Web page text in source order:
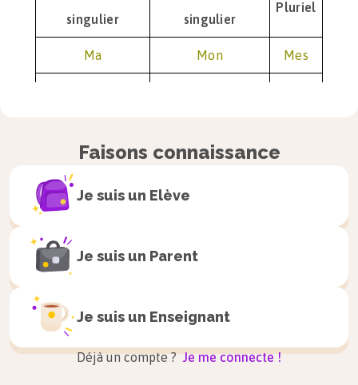
singulier
singulier
Pluriel
Ma Mon Mes
Notre Notre
Votre
Attention
Faisons connaissance
Je suis un Elève
Je suis un Parent
Je suis un Enseignant
Déjà un compte ? Je me connecte !